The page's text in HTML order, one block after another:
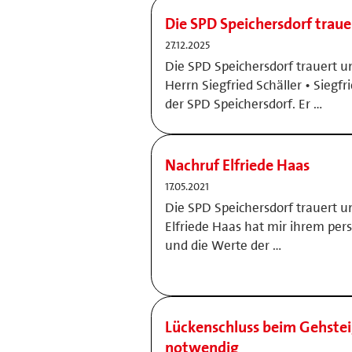
Die SPD Speichersdorf
27.12.2025
Die SPD Speichersdorf trauert
Herrn Siegfried Schäller •
der SPD Speichersdorf. Er …
Nachruf Elfriede Haas
17.05.2021
Die SPD Speichersdorf trauert
Elfriede Haas hat mir ihrem
und die Werte der …
Lückenschluss beim
notwendig